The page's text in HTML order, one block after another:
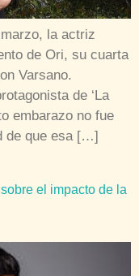
la actriz
de Ori, su cuarta
Yaron Varsano.
de ‘La
embarazo no fue
de que esa […]
el impacto de la